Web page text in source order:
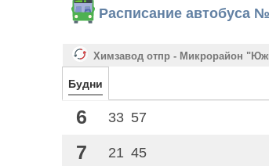
Расписание автобуса
Химзавод отпр - Микрорайон
Будни
6 33 57
7 21 45